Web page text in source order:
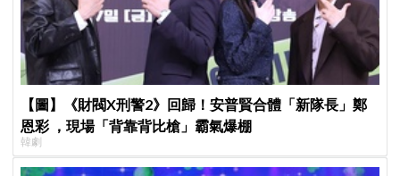
【圖】《財閥X刑警2》回歸！安普賢合體「新隊長」鄭
恩彩 ，現場「背靠背比槍」霸氣爆棚
韓劇